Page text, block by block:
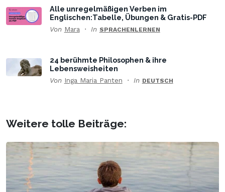
Alle unregelmäßigen Verben im
Englischen:Tabelle, Übungen & Gratis-PDF
Von Mara In SPRACHENLERNEN
24 berühmte Philosophen & ihre
Lebensweisheiten
Von Inga Maria Panten In DEUTSCH
Weitere tolle Beiträge: